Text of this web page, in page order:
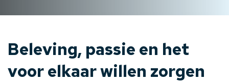
Beleving, passie en het
voor elkaar willen zorgen